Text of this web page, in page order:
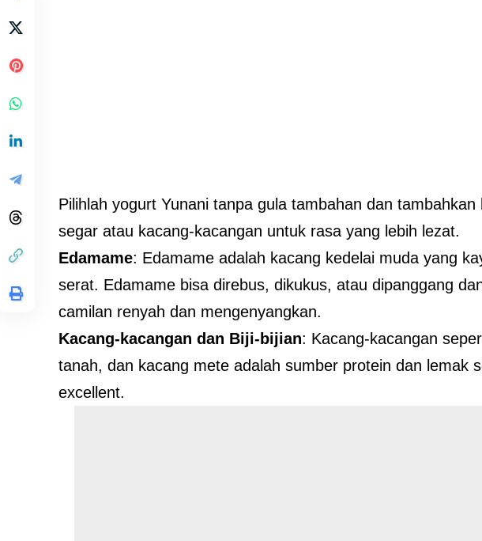
Pilihlah yogurt Yunani tanpa gula tambahan dan tambahkan
segar atau kacang-kacangan untuk rasa yang lebih lezat.
Edamame: Edamame adalah kacang kedelai muda yang
serat. Edamame bisa direbus, dikukus, atau dipanggang
camilan renyah dan mengenyangkan.
Kacang-kacangan dan Biji-bijian: Kacang-kacangan
tanah, dan kacang mete adalah sumber protein dan lemak
excellent.